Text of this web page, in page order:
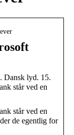
‪Dansk lyd‬. ‪15‬.
står ved en
står ved en
de egentlig for